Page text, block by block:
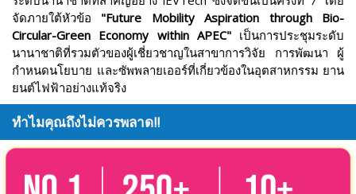
จัดภายใต้หัวข้อ "Future Mobility Aspiration through Bio-
Circular-Green Economy within APEC"เป็นการประชุมระดับ
นานาชาติที่รวมตัวของผู้เชี่ยวชาญในสาขาการวิจัย การพัฒนา ผู้
กำหนดนโยบาย และซัพพลายเออร์ที่เกี่ยวข้องในอุตสาหกรรม ยาน
ยนต์ไฟฟ้าอย่างแท้จริง
ทำไมคุณถึงไม่ควรพลาด!!